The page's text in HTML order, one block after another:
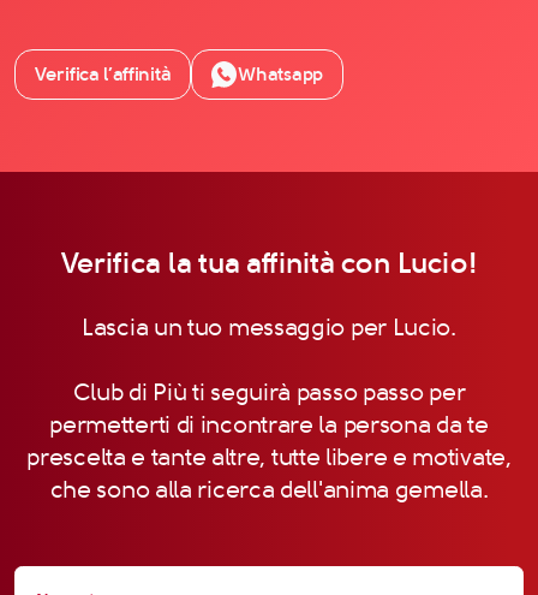
Verifica l’affinità Whatsapp
Verifica la tua affinità con Lucio!
Lascia un tuo messaggio per Lucio.
Club di Più ti seguirà passo passo per
permetterti di incontrare la persona da te
prescelta e tante altre, tutte libere e motivate,
che sono alla ricerca dell'anima gemella.